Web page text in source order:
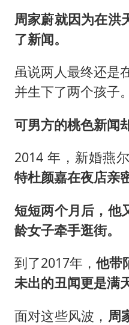
周家蔚就因为在洪
了新闻。
虽说两人最终还是
并生下了两个孩子。
可男方的桃色新闻
2014 年，新婚燕
特杜颜嘉在夜店亲
短短两个月后，他
龄女子牵手逛街。
到了2017年， 他带
未出的丑闻更是满
面对这些风波， 周